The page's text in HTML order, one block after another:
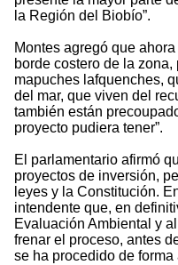
la Región del Biobío”.
Montes agregó que
borde costero de la
mapuches lafquenches,
del mar, que viven del
también están
proyecto pudiera tener”.
El parlamentario afirmó
proyectos de inversión,
leyes y la Constitución.
intendente que, en
Evaluación Ambiental y
frenar el proceso, antes
se ha procedido de